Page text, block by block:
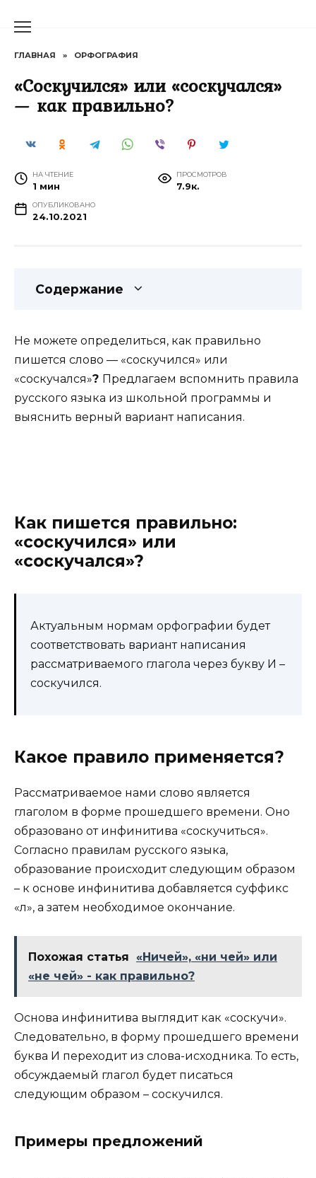
ГЛАВНАЯ » ОРФОГРАФИЯ
«Соскучился» или «соскучался»
— как правильно?
НА ЧТЕНИЕ
1 мин
ПРОСМОТРОВ
7.9к.
ОПУБЛИКОВАНО
24.10.2021
Содержание
Не можете определиться, как правильно
пишется слово — «соскучился» или
«соскучался»? Предлагаем вспомнить правила
русского языка из школьной программы и
выяснить верный вариант написания.
Как пишется правильно:
«соскучился» или
«соскучался»?
Актуальным нормам орфографии будет
соответствовать вариант написания
рассматриваемого глагола через букву И –
соскучился.
Какое правило применяется?
Рассматриваемое нами слово является
глаголом в форме прошедшего времени. Оно
образовано от инфинитива «соскучиться».
Согласно правилам русского языка,
образование происходит следующим образом
– к основе инфинитива добавляется суффикс
«л», а затем необходимое окончание.
Похожая статья
«Ничей», «ни чей» или
«не чей» - как правильно?
Основа инфинитива выглядит как «соскучи».
Следовательно, в форму прошедшего времени
буква И переходит из слова-исходника. То есть,
обсуждаемый глагол будет писаться
следующим образом – соскучился.
Примеры предложений